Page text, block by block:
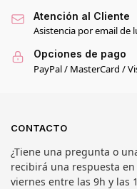
Atención al Cliente
Asistencia por email de
Opciones de pago
PayPal / MasterCard /
CONTACTO
¿Tiene una pregunta o
recibirá una respuesta
viernes entre las 9h y las